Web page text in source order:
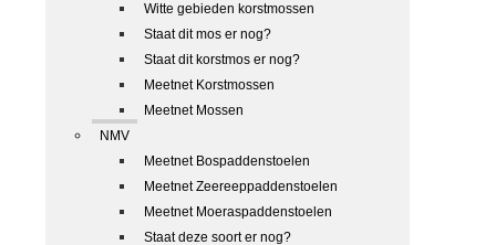
Witte gebieden korstmossen
Staat dit mos er nog?
Staat dit korstmos er nog?
Meetnet Korstmossen
Meetnet Mossen
NMV
Meetnet Bospaddenstoelen
Meetnet Zeereeppaddenstoelen
Meetnet Moeraspaddenstoelen
Staat deze soort er nog?